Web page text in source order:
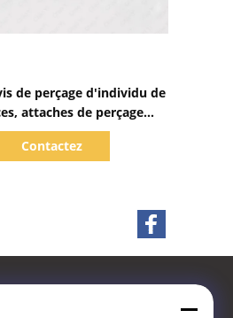
de perçage d'individu de
attaches de perçage
de Teks
Contactez